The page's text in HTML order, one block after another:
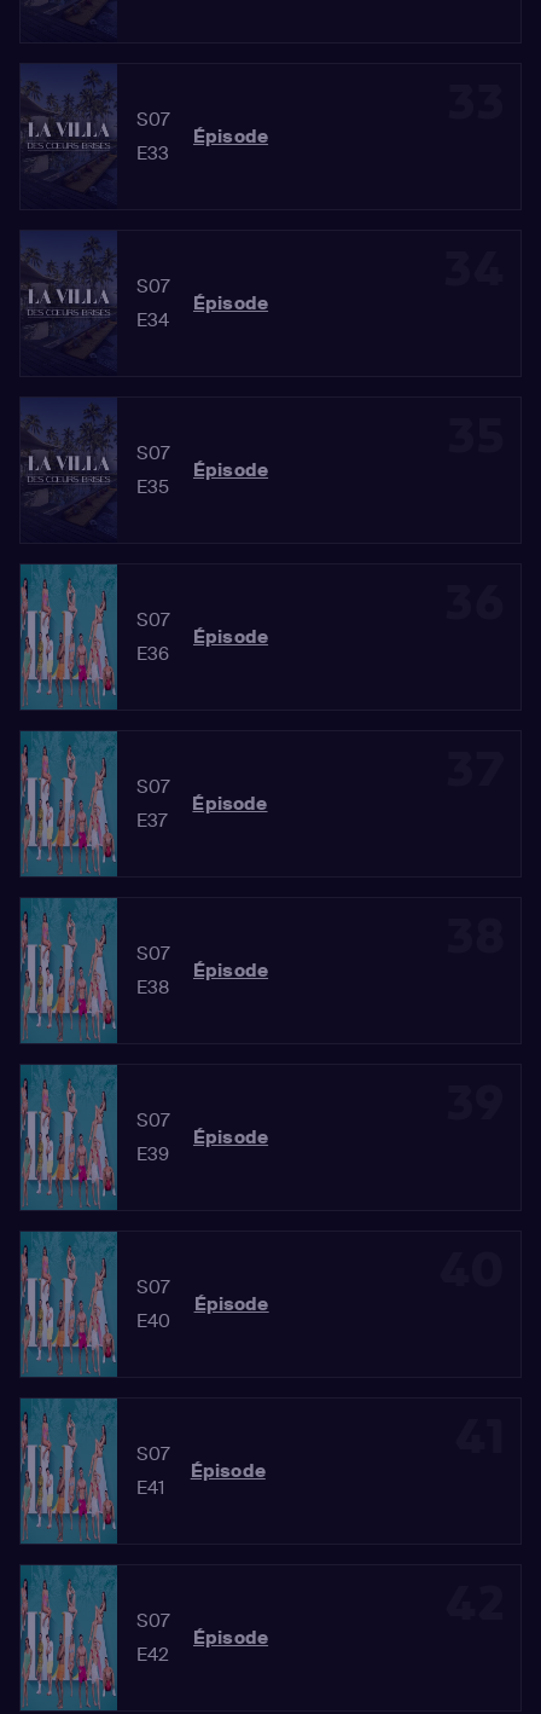
S07
E33
Épisode
S07
E34
Épisode
S07
E35
Épisode
S07
E36
Épisode
S07
E37
Épisode
S07
E38
Épisode
S07
E39
Épisode
S07
E40
Épisode
S07
E41
Épisode
S07
E42
Épisode